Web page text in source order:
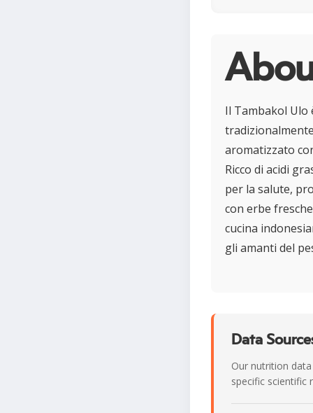
Il Tambakol
aromatizzato
Ricco di acidi
per la salute,
con erbe
cucina
gli amanti del
Data
Our nutrition
specific scientific